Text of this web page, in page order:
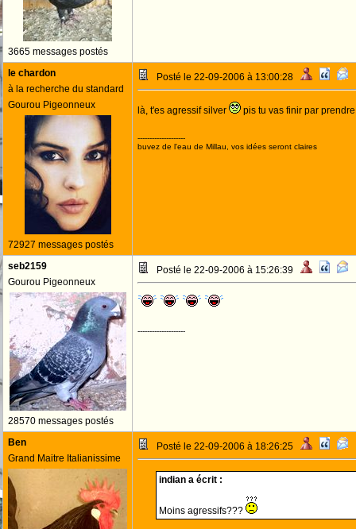
3665 messages postés
le chardon
à la recherche du standard
Gourou Pigeonneux
72927 messages postés
Posté le 22-09-2006 à 13:00:28
là, t'es agressif silver pis tu vas finir par
--------------------
buvez de l'eau de Millau, vos idées seront claires
seb2159
Gourou Pigeonneux
28570 messages postés
Posté le 22-09-2006 à 15:26:39
--------------------
Ben
Grand Maitre Italianissime
Posté le 22-09-2006 à 18:26:25
indian a écrit :
Moins agressifs???